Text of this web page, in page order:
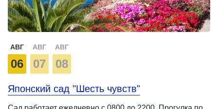
АВГ
06
АВГ
07
АВГ
08
Японский сад "Шесть чувств"